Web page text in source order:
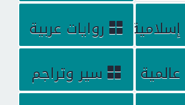
روايات عربية
سير وتراجم